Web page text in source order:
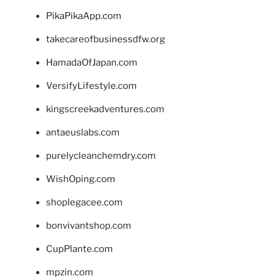
PikaPikaApp.com
takecareofbusinessdfw.org
HamadaOfJapan.com
VersifyLifestyle.com
kingscreekadventures.com
antaeuslabs.com
purelycleanchemdry.com
WishOping.com
shoplegacee.com
bonvivantshop.com
CupPlante.com
mpzin.com